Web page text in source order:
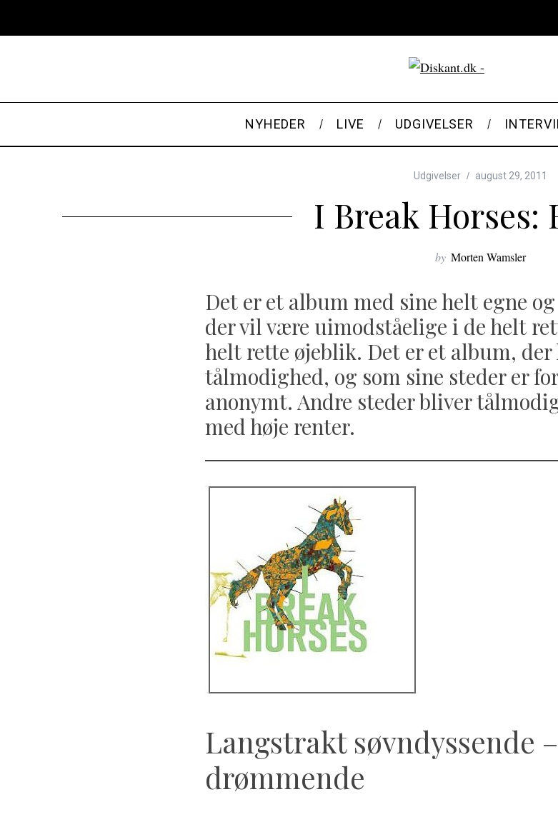
NYHEDER LIVE UDGIVELSER
Udgivelser august 29, 2011
I Break Horses:
by Morten Wamsler
Det er et album med sine helt egne
der vil være uimodståelige i de helt
helt rette øjeblik. Det er et album,
tålmodighed, og som sine steder er
anonymt. Andre steder bliver
med høje renter.
Langstrakt søvndyssende
drømmende